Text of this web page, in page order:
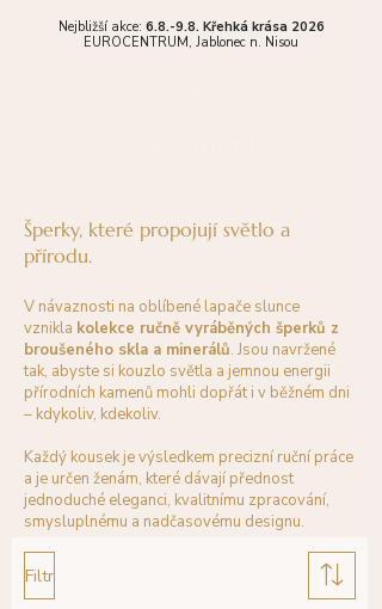
Nejbližší akce: 6.8.-9.8. Křehká krása 2026
EUROCENTRUM, Jablonec n. Nisou
Šperky, které propojují světlo a
přírodu.
V návaznosti na oblíbené lapače slunce
vznikla kolekce ručně vyráběných šperků z
broušeného skla a minerálů. Jsou navržené
tak, abyste si kouzlo světla a jemnou energii
přírodních kamenů mohli dopřát i v běžném dni
– kdykoliv, kdekoliv.
Každý kousek je výsledkem precizní ruční práce
a je určen ženám, které dávají přednost
jednoduché eleganci, kvalitnímu zpracování,
smysluplnému a nadčasovému designu.
Filtr